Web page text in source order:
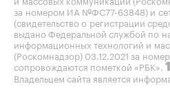
за номером ИА №ФС77-63848) и
(свидетельство о регистрации
выдано Федеральной службой по
информационных технологий и
(Роскомнадзор) 03.12.2021 за
сопровождаются пометкой «РБК».
Владельцем сайта является